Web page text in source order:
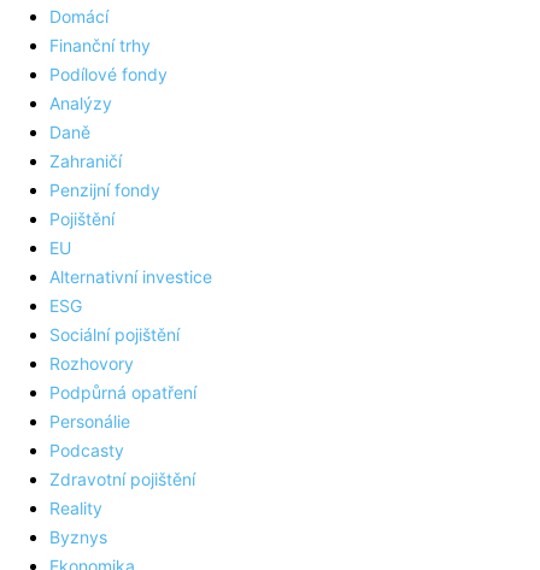
Domácí
Finanční trhy
Podílové fondy
Analýzy
Daně
Zahraničí
Penzijní fondy
Pojištění
EU
Alternativní investice
ESG
Sociální pojištění
Rozhovory
Podpůrná opatření
Personálie
Podcasty
Zdravotní pojištění
Reality
Byznys